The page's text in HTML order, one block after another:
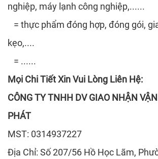
nghiệp, máy lạnh công nghiệp,......
= thực phẩm đóng hợp, đóng gói,
kẹo,....
= ......
Mọi Chi Tiết Xin Vui Lòng Liên Hệ:
CÔNG TY TNHH DV GIAO NHẬN
PHÁT
MST: 0314937227
Địa Chỉ: Số 207/56 Hồ Học Lãm,